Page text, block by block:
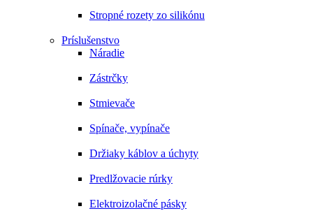
Stropné rozety zo silikónu
Príslušenstvo
Náradie
Zástrčky
Stmievače
Spínače, vypínače
Držiaky káblov a úchyty
Predlžovacie rúrky
Elektroizolačné pásky